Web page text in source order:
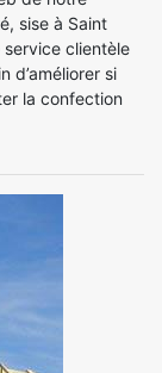
sise à Saint
clientèle
d’améliorer si
la confection